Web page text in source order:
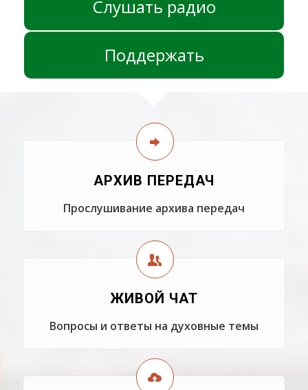
Слушать радио
Поддержать
АРХИВ ПЕРЕДАЧ
Прослушивание архива передач
ЖИВОЙ ЧАТ
Вопросы и ответы на духовные темы